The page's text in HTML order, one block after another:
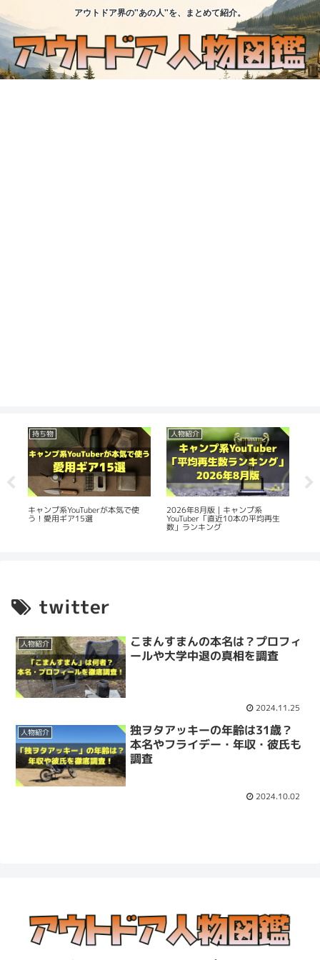
アウトドア界の"あの人"を、まとめて紹介。
持ち物
キャンプ系YouTuberが本気で使
う！愛用ギア15選
人物紹介
2026年8月版｜キャンプ系
YouTuber「直近10本の平均再生
数」ランキング
twitter
人物紹介
こまんすまんの本名は？プロフィ
ールや大学中退の真相を調査
2024.11.25
人物紹介
独ヲタアッキーの年齢は31歳？
本名やフライデー・年収・彼氏も
調査
2024.10.02